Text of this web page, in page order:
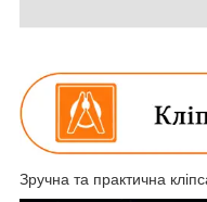
Зручна та практична